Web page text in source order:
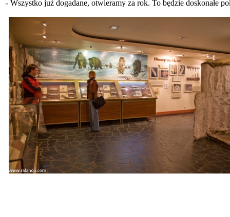
- Wszystko już dogadane, otwieramy za rok. To będzie doskonałe